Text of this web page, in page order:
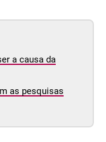
a causa da
as pesquisas